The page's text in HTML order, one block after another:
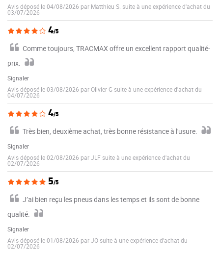
Avis déposé le 04/08/2026 par Matthieu S. suite à une expérience d'achat du
03/07/2026
4/5
Comme toujours, TRACMAX offre un excellent rapport qualité-
prix.
Signaler
Avis déposé le 03/08/2026 par Olivier G suite à une expérience d'achat du
04/07/2026
4/5
Très bien, deuxième achat, très bonne résistance à l'usure.
Signaler
Avis déposé le 02/08/2026 par JLF suite à une expérience d'achat du
02/07/2026
5/5
J’ai bien reçu les pneus dans les temps et ils sont de bonne
qualité.
Signaler
Avis déposé le 01/08/2026 par JO suite à une expérience d'achat du
02/07/2026